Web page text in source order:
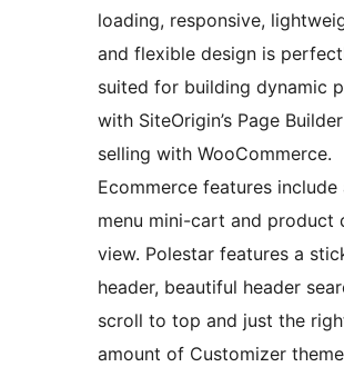
loading, responsive,
and flexible design is
suited for building dynamic
with SiteOrigin’s Page
selling with WooCommerce.
Ecommerce features include
menu mini-cart and product
view. Polestar features a
header, beautiful header
scroll to top and just the
amount of Customizer theme